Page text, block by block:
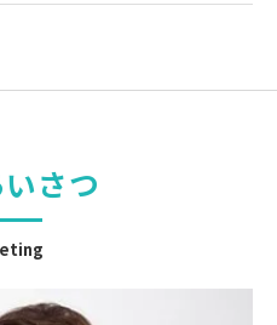
さつ